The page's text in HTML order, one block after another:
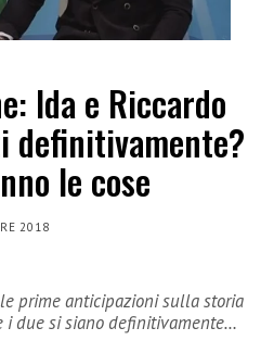
Ida e Riccardo
definitivamente?
le cose
2018
prime anticipazioni sulla storia
i due si siano definitivamente…